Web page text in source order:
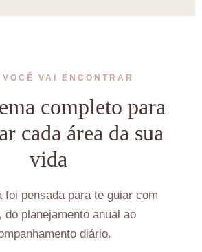
VAI ENCONTRAR
completo para
cada área da sua
vida
foi pensada para te guiar com
do planejamento anual ao
diário.